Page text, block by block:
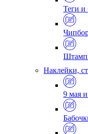
Теги и
Наклейки,
9 мая